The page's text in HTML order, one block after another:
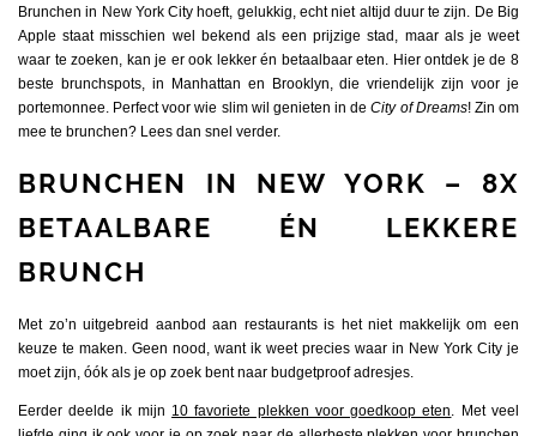
Brunchen in New York City hoeft, gelukkig, echt niet altijd duur te zijn. De Big
Apple staat misschien wel bekend als een prijzige stad, maar als je weet
waar te zoeken, kan je er ook lekker én betaalbaar eten. Hier ontdek je de 8
beste brunchspots, in Manhattan en Brooklyn, die vriendelijk zijn voor je
portemonnee. Perfect voor wie slim wil genieten in deCity of Dreams! Zin om
mee te brunchen? Lees dan snel verder.
BRUNCHEN IN NEW YORK – 8X
BETAALBARE ÉN LEKKERE
BRUNCH
Met zo’n uitgebreid aanbod aan restaurants is het niet makkelijk om een
keuze te maken. Geen nood, want ik weet precies waar in New York City je
moet zijn, óók als je op zoek bent naar budgetproof adresjes.
Eerder deelde ik mijn 10 favoriete plekken voor goedkoop eten. Met veel